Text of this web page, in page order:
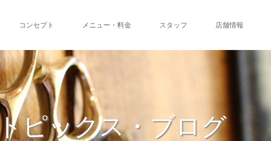
コンセプト メニュー・料金 スタッフ 店舗情報
ピックス・ブログ